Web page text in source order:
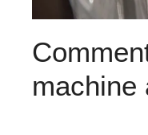
machine